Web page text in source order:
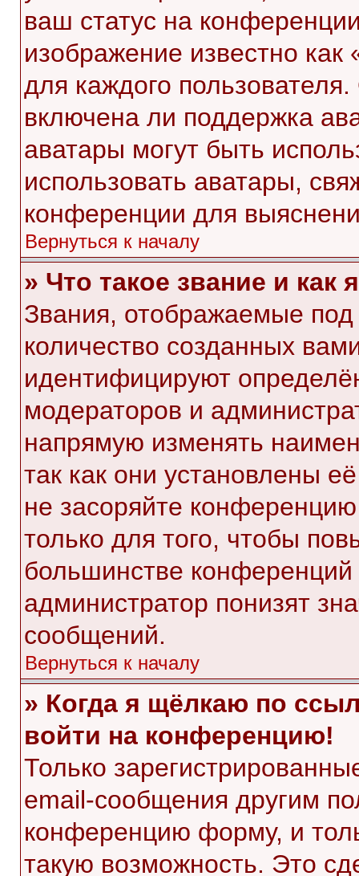
ваш статус на
изображение известно
для каждого
включена ли поддержка
аватары могут быть
использовать аватары,
конференции для
Вернуться к началу
» Что такое звание и как
Звания, отображаемые
количество созданных
идентифицируют
модераторов и
напрямую изменять
так как они установлены
не засоряйте
только для того, чтобы
большинстве
администратор понизят
сообщений.
Вернуться к началу
» Когда я щёлкаю по
войти на конференцию!
Только
email-сообщения другим
конференцию форму, и
такую возможность. Это